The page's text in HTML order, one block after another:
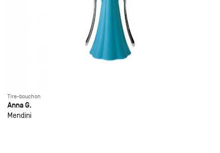
Tire-bouchon
Anna G.
Mendini